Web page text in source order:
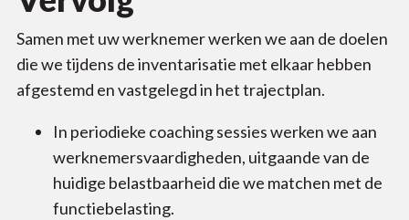
Samen met uw werknemer werken we aan de doelen
die we tijdens de inventarisatie met elkaar hebben
afgestemd en vastgelegd in het trajectplan.
In periodieke coaching sessies werken we aan
werknemersvaardigheden, uitgaande van de
huidige belastbaarheid die we matchen met de
functiebelasting.